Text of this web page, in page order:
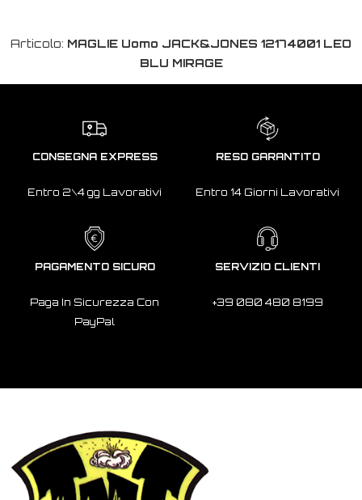
Articolo: MAGLIE Uomo JACK&JONES 12174001 LEO
BLU MIRAGE
CONSEGNA EXPRESS
Entro 2\4 gg Lavorativi
RESO GARANTITO
Entro 14 Giorni Lavorativi
PAGAMENTO SICURO
Paga In Sicurezza Con
PayPal
SERVIZIO CLIENTI
+39 080 480 8199